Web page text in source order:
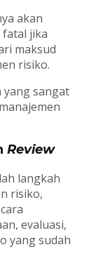
akan
jika
maksud
risiko.
sangat
Review
langkah
risiko,
evaluasi,
yang sudah